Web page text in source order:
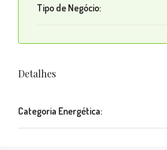
Tipo de Negócio:
Detalhes
Categoria Energética: